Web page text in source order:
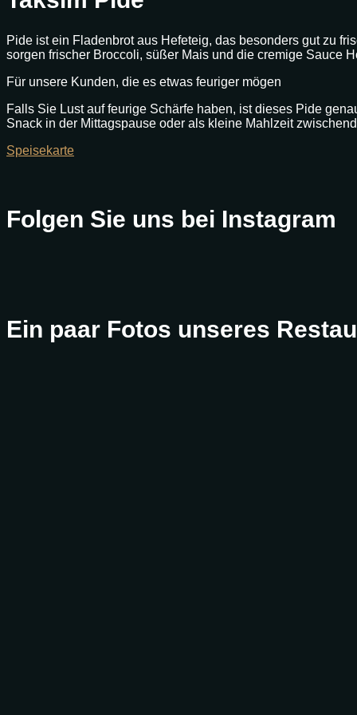
Pide ist ein Fladenbrot aus Hefeteig, das besonders gut zu
sorgen frischer Broccoli, süßer Mais und die cremige Sauce
Für unsere Kunden, die es etwas feuriger mögen
Falls Sie Lust auf feurige Schärfe haben, ist dieses Pide
Snack in der Mittagspause oder als kleine Mahlzeit
Speisekarte
Folgen Sie uns bei Instagram
Ein paar Fotos unseres